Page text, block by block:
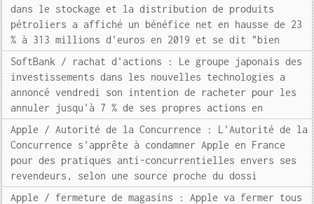
dans le stockage et la distribution de produits
pétroliers a affiché un bénéfice net en hausse de 23
% à 313 millions d'euros en 2019 et se dit "bien
SoftBank / rachat d'actions : Le groupe japonais des
investissements dans les nouvelles technologies a
annoncé vendredi son intention de racheter pour les
annuler jusqu'à 7 % de ses propres actions en
Apple / Autorité de la Concurrence : L'Autorité de la
Concurrence s'apprête à condamner Apple en France
pour des pratiques anti-concurrentielles envers ses
revendeurs, selon une source proche du dossi
Apple / fermeture de magasins : Apple va fermer tous